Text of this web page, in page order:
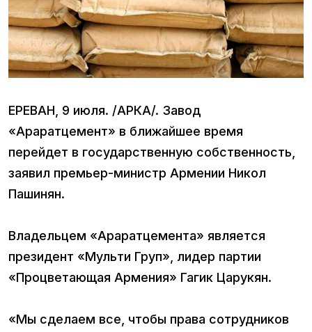
ЕРЕВАН, 9 июля. /АРКА/. Завод
«Араратцемент» в ближайшее время
перейдет в государственную собственность,
заявил премьер-министр Армении Никол
Пашинян.
Владельцем «Араратцемента» является
президент «Мульти Груп», лидер партии
«Процветающая Армения» Гагик Царукян.
«Мы сделаем все, чтобы права сотрудников